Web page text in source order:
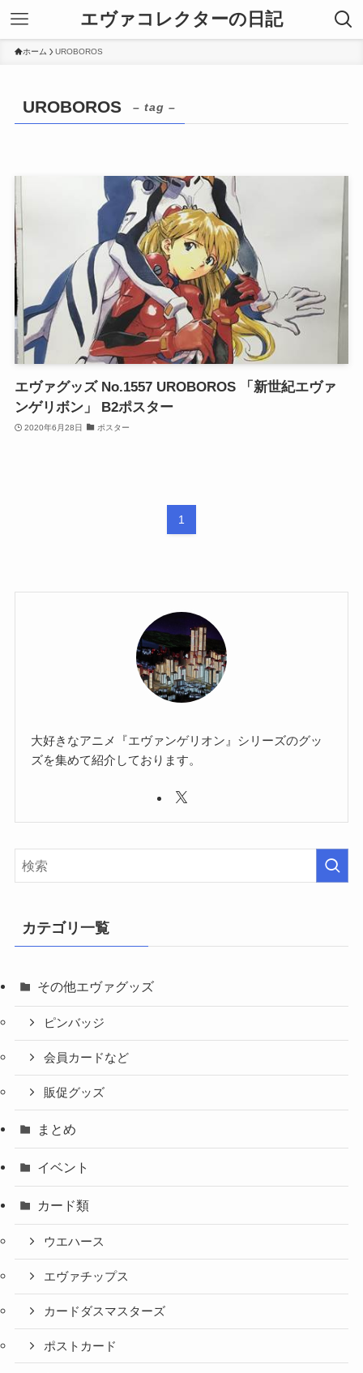
エヴァコレクターの日記
ホーム UROBOROS
UROBOROS – tag –
エヴァグッズ No.1557 UROBOROS 「新世紀エヴァ
ンゲリボン」 B2ポスター
2020年6月28日 ポスター
1
大好きなアニメ『エヴァンゲリオン』シリーズのグッ
ズを集めて紹介しております。
カテゴリ一覧
その他エヴァグッズ
ピンバッジ
会員カードなど
販促グッズ
まとめ
イベント
カード類
ウエハース
エヴァチップス
カードダスマスターズ
ポストカード